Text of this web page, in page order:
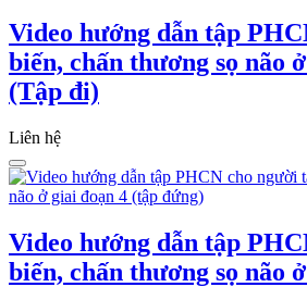
Video hướng dẫn tập
biến, chấn thương sọ não
(Tập đi)
Liên hệ
Video hướng dẫn tập
biến, chấn thương sọ não